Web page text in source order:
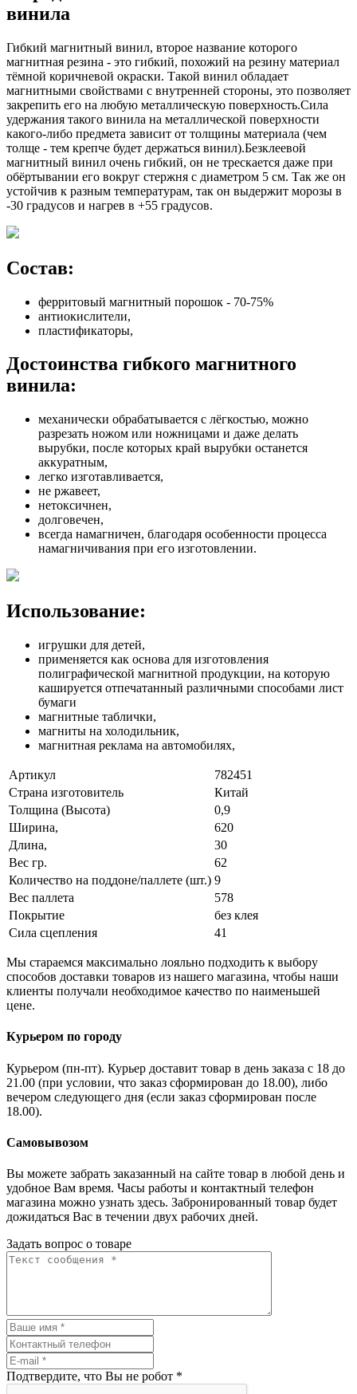
винила
Гибкий магнитный винил, второе название которого
магнитная резина - это гибкий, похожий на резину материал
тёмной коричневой окраски. Такой винил обладает
магнитными свойствами с внутренней стороны, это позволяет
закрепить его на любую металлическую поверхность.Сила
удержания такого винила на металлической поверхности
какого-либо предмета зависит от толщины материала (чем
толще - тем крепче будет держаться винил).Безклеевой
магнитный винил очень гибкий, он не трескается даже при
обёртывании его вокруг стержня с диаметром 5 см. Так же он
устойчив к разным температурам, так он выдержит морозы в
-30 градусов и нагрев в +55 градусов.
Состав:
ферритовый магнитный порошок - 70-75%
антиокислители,
пластификаторы,
Достоинства гибкого магнитного
винила:
механически обрабатывается с лёгкостью, можно
разрезать ножом или ножницами и даже делать
вырубки, после которых край вырубки останется
аккуратным,
легко изготавливается,
не ржавеет,
нетоксичнен,
долговечен,
всегда намагничен, благодаря особенности процесса
намагничивания при его изготовлении.
Использование:
игрушки для детей,
применяется как основа для изготовления
полиграфической магнитной продукции, на которую
кашируется отпечатанный различными способами лист
бумаги
магнитные таблички,
магниты на холодильник,
магнитная реклама на автомобилях,
Артикул
782451
Страна изготовитель
Китай
Толщина (Высота)
0,9
Ширина,
620
Длина,
30
Вес гр.
62
Количество на поддоне/паллете (шт.) 9
Вес паллета
578
Покрытие
без клея
Сила сцепления
41
Мы стараемся максимально лояльно подходить к выбору
способов доставки товаров из нашего магазина, чтобы наши
клиенты получали необходимое качество по наименьшей
цене.
Курьером по городу
Курьером (пн-пт). Курьер доставит товар в день заказа с 18 до
21.00 (при условии, что заказ сформирован до 18.00), либо
вечером следующего дня (если заказ сформирован после
18.00).
Самовывозом
Вы можете забрать заказанный на сайте товар в любой день и
удобное Вам время. Часы работы и контактный телефон
магазина можно узнать здесь. Забронированный товар будет
дожидаться Вас в течении двух рабочих дней.
Задать вопрос о товаре
Подтвердите, что Вы не робот *